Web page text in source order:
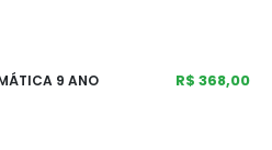
9 ANO R$ 368,00